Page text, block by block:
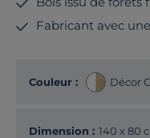
Fabricant avec
Couleur : Décor
Dimension : 140 x 80